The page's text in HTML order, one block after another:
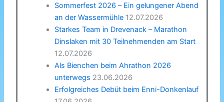
Sommerfest 2026 – Ein gelungener Abend
an der Wassermühle 12.07.2026
Starkes Team in Drevenack – Marathon
Dinslaken mit 30 Teilnehmenden am Start
12.07.2026
Als Bienchen beim Ahrathon 2026
unterwegs 23.06.2026
Erfolgreiches Debüt beim Enni-Donkenlauf